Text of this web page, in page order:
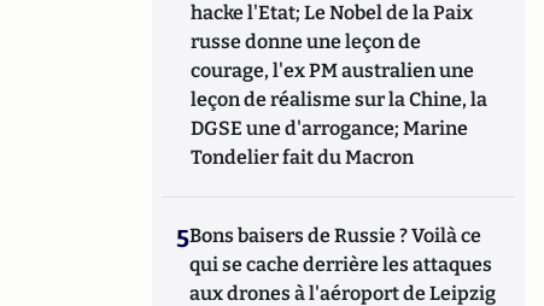
hacke l'Etat; Le Nobel de la Paix
russe donne une leçon de
courage, l'ex PM australien une
leçon de réalisme sur la Chine, la
DGSE une d'arrogance; Marine
Tondelier fait du Macron
5Bons baisers de Russie ? Voilà ce
qui se cache derrière les attaques
aux drones à l'aéroport de Leipzig